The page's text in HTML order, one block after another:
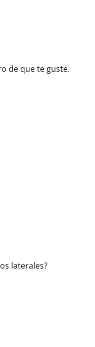
de que te guste.
laterales?